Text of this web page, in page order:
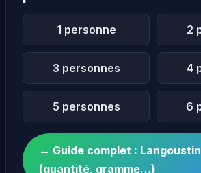
1 personne 2
3 personnes 4
5 personnes 6
← Guide complet :
(quantité, gramme…)